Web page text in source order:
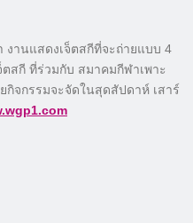
งานแสดงเจ็ตสกีที่จะถ่ายแบบ 4
สกี ที่ร่วมกับ สมาคมกีฬาเพาะ
กิจกรรมจะจัดในสุดสัปดาห์ เสาร์